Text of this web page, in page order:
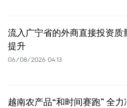
流入广宁省的外商直接投资质
提升
06/08/2026 04:13
越南农产品“和时间赛跑” 全力